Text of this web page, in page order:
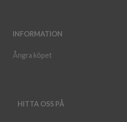
INFORMATION
Ångra köpet
HITTA OSS PÅ